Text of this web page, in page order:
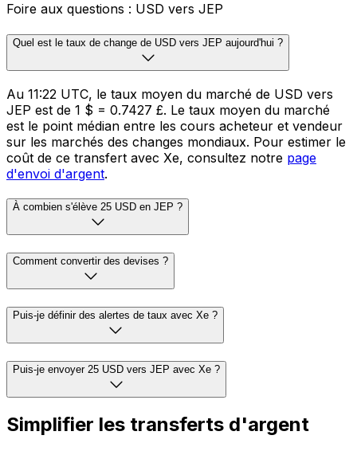
Foire aux questions : USD vers JEP
Quel est le taux de change de USD vers JEP aujourd'hui ?
Au 11:22 UTC, le taux moyen du marché de USD vers
JEP est de 1 $ = 0.7427 £. Le taux moyen du marché
est le point médian entre les cours acheteur et vendeur
sur les marchés des changes mondiaux. Pour estimer le
coût de ce transfert avec Xe, consultez notre page
d'envoi d'argent.
À combien s'élève 25 USD en JEP ?
Comment convertir des devises ?
Puis-je définir des alertes de taux avec Xe ?
Puis-je envoyer 25 USD vers JEP avec Xe ?
Simplifier les transferts d'argent